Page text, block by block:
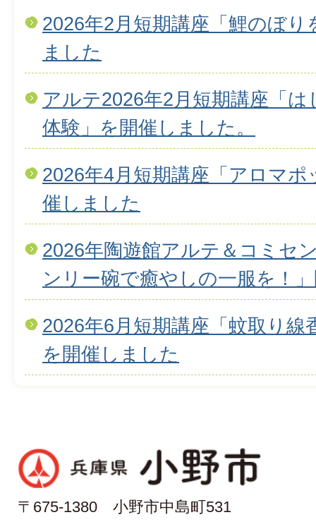
2026年2月短期講座「鯉のぼ
ました
アルテ2026年2月短期講座「
体験」を開催しました。
2026年4月短期講座「アロマ
催しました
2026年陶遊館アルテ＆コミセ
ンリー碗で癒やしの一服を！
2026年6月短期講座「蚊取り
を開催しました
〒675-1380 小野市中島町531